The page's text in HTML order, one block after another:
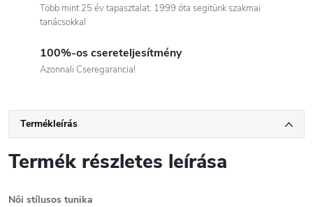
Több mint 25 év tapasztalat. 1999 óta segitünk szakmai
tanácsokkal
100%-os csereteljesítmény
Azonnali Cseregarancia!
Termékleírás
Termék részletes leírása
Női stílusos tunika